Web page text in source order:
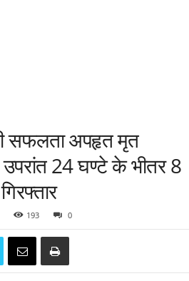
सफलता अपहृत मृत
24 घण्टे के भीतर 8
193 0